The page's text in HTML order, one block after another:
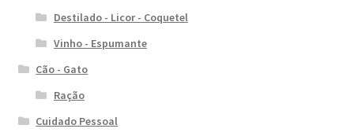
Destilado - Licor - Coquetel
Vinho - Espumante
Cão - Gato
Ração
Cuidado Pessoal